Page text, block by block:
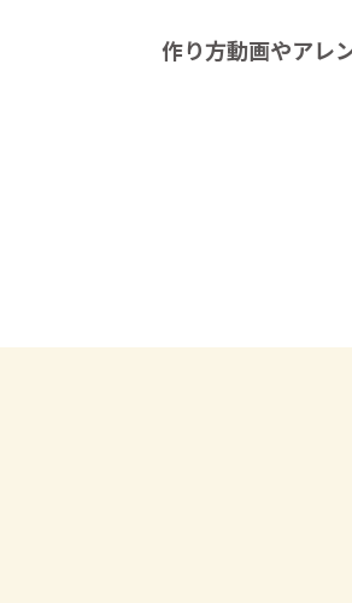
作り方動画やアレ